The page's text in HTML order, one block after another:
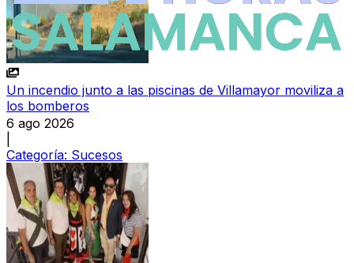
Un incendio junto a las piscinas de Villamayor moviliza a
los bomberos
6 ago 2026
Categoría: Sucesos